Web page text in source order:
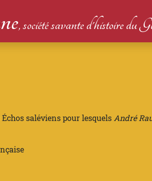
, société savante d'histoire du
saléviens pour lesquels André